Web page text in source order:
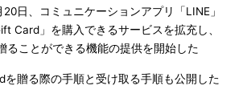
日、コミュニケーションアプリ「LINE」
Card」を購入できるサービスを拡充し、
ることができる機能の提供を開始した
を贈る際の手順と受け取る手順も公開した